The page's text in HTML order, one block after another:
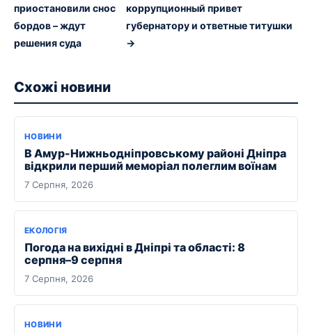
приостановили снос
бордов – ждут
решения суда
коррупционный привет
губернатору и ответные титушки
→
Схожі новини
НОВИНИ
В Амур-Нижньодніпровському районі Дніпра
відкрили перший меморіал полеглим воїнам
7 Серпня, 2026
ЕКОЛОГІЯ
Погода на вихідні в Дніпрі та області: 8
серпня–9 серпня
7 Серпня, 2026
НОВИНИ